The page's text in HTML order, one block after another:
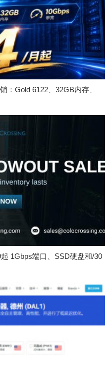
：Gold 6122、32GB内存、
1Gbps端口、SSD硬盘和/30